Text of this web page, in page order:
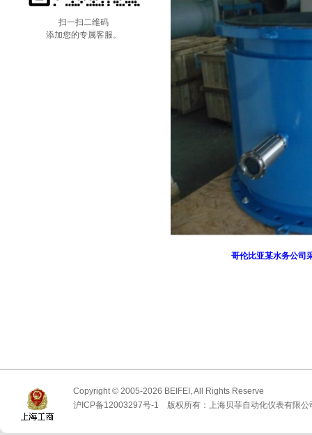
扫一扫二维码
添加您的专属客服。
哥伦比亚某水务公司
Copyright © 2005-2026 BEIFEI, All Rights Reserve
沪ICP备12003297号-1 版权所有：上海贝菲自动化仪表有限公